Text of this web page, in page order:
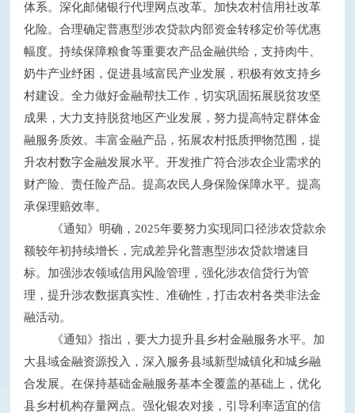
体系。深化邮储银行代理网点改革。加快农村信用社改革
化险。合理确定普惠型涉农贷款内部资金转移定价等优惠
幅度。持续保障粮食等重要农产品金融供给，支持肉牛、
奶牛产业纾困，促进县域富民产业发展，积极有效支持乡
村建设。全力做好金融帮扶工作，切实巩固拓展脱贫攻坚
成果，大力支持脱贫地区产业发展，努力提高特定群体金
融服务质效。丰富金融产品，拓展农村抵质押物范围，提
升农村数字金融发展水平。开发推广符合涉农企业需求的
财产险、责任险产品。提高农民人身保险保障水平。提高
承保理赔效率。
《通知》明确，2025年要努力实现同口径涉农贷款余
额较年初持续增长，完成差异化普惠型涉农贷款增速目
标。加强涉农领域信用风险管理，强化涉农信贷行为管
理，提升涉农数据真实性、准确性，打击农村各类非法金
融活动。
《通知》指出，要大力提升县乡村金融服务水平。加
大县域金融资源投入，深入服务县域新型城镇化和城乡融
合发展。在保持基础金融服务基本全覆盖的基础上，优化
县乡村机构存量网点。强化银农对接，引导利率适宜的信